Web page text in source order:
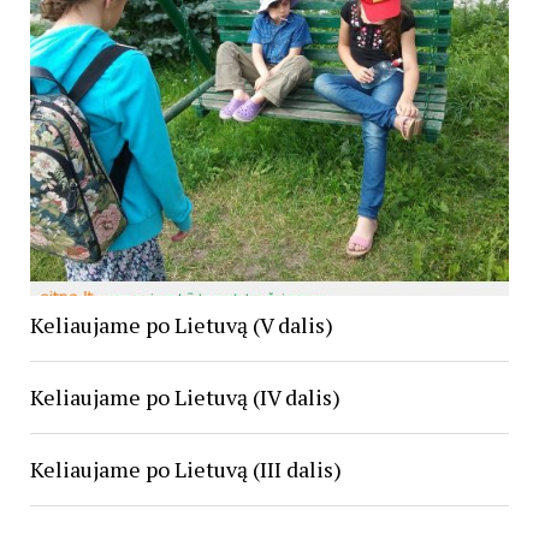
Keliaujame po Lietuvą (V dalis)
Keliaujame po Lietuvą (IV dalis)
Keliaujame po Lietuvą (III dalis)